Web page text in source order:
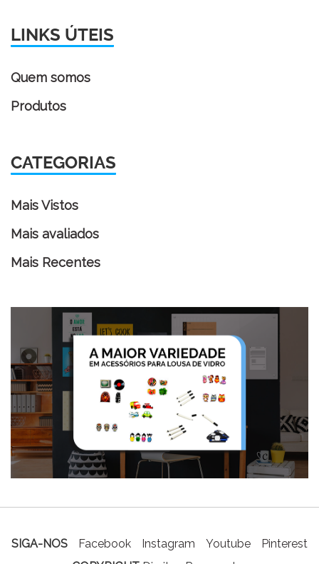
LINKS ÚTEIS
Quem somos
Produtos
CATEGORIAS
Mais Vistos
Mais avaliados
Mais Recentes
SIGA-NOS Facebook Instagram Youtube
Pinterest